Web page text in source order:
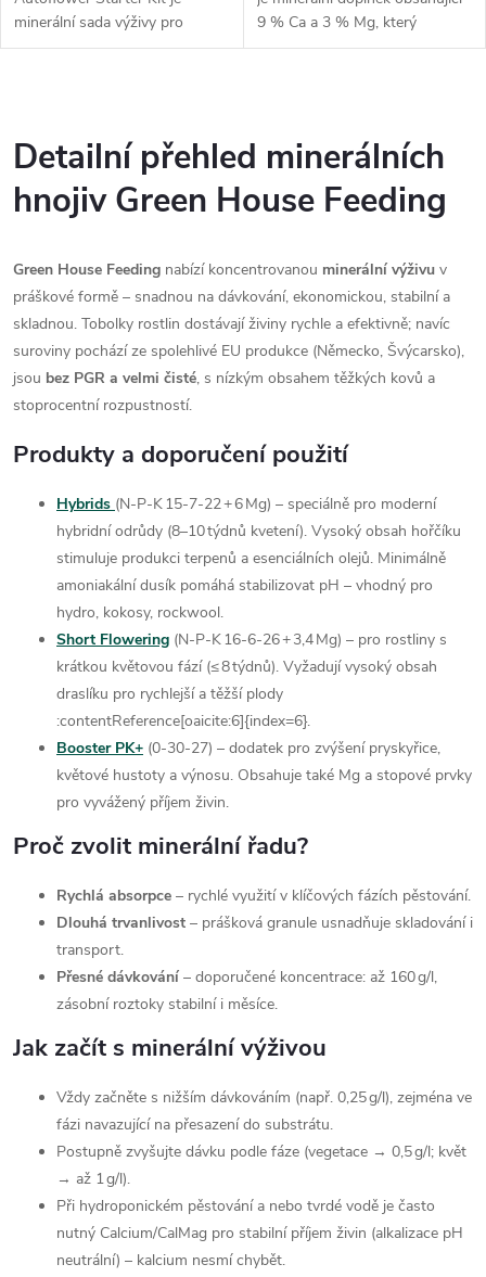
minerální sada výživy pro
autoflowering a krátce kvetoucí
9 % Ca a 3 % Mg, který
zajišťuje prevenci i rychlé řešení
v
l
d
a
c
í
p
s
Detailní přehled minerálních
hnojiv Green House Feeding
Green House Feeding nabízí koncentrovanou minerální výživu v
práškové formě – snadnou na dávkování, ekonomickou, stabilní a
skladnou. Tobolky rostlin dostávají živiny rychle a efektivně; navíc
suroviny pochází ze spolehlivé EU produkce (Německo, Švýcarsko),
jsou bez PGR a velmi čisté, s nízkým obsahem těžkých kovů a
stoprocentní rozpustností.
Produkty a doporučení použití
Hybrids (N‑P‑K 15‑7‑22 + 6 Mg) – speciálně pro moderní
hybridní odrůdy (8–10 týdnů kvetení). Vysoký obsah hořčíku
stimuluje produkci terpenů a esenciálních olejů. Minimálně
amoniakální dusík pomáhá stabilizovat pH – vhodný pro
hydro, kokosy, rockwool.
Short Flowering (N‑P‑K 16‑6‑26 + 3,4 Mg) – pro rostliny s
krátkou květovou fází (≤ 8 týdnů). Vyžadují vysoký obsah
draslíku pro rychlejší a těžší plody
:contentReference[oaicite:6]{index=6}.
Booster PK+ (0‑30‑27) – dodatek pro zvýšení pryskyřice,
květové hustoty a výnosu. Obsahuje také Mg a stopové prvky
pro vyvážený příjem živin.
Proč zvolit minerální řadu?
Rychlá absorpce – rychlé využití v klíčových fázích pěstování.
Dlouhá trvanlivost – prášková granule usnadňuje skladování i
transport.
Přesné dávkování – doporučené koncentrace: až 160 g/l,
zásobní roztoky stabilní i měsíce.
Jak začít s minerální výživou
Vždy začněte s nižším dávkováním (např. 0,25 g/l), zejména ve
fázi navazující na přesazení do substrátu.
Postupně zvyšujte dávku podle fáze (vegetace → 0,5 g/l; květ
→ až 1 g/l).
Při hydroponickém pěstování a nebo tvrdé vodě je často
nutný Calcium/CalMag pro stabilní příjem živin (alkalizace pH
neutrální) – kalcium nesmí chybět.